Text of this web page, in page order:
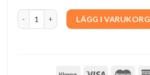
Modern Art quantityLÄGG I VARUKORG